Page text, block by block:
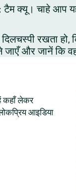
क्यू। चाहे आप
रखता हो,
और जानें कि
कहाँ लेकर
आइडिया